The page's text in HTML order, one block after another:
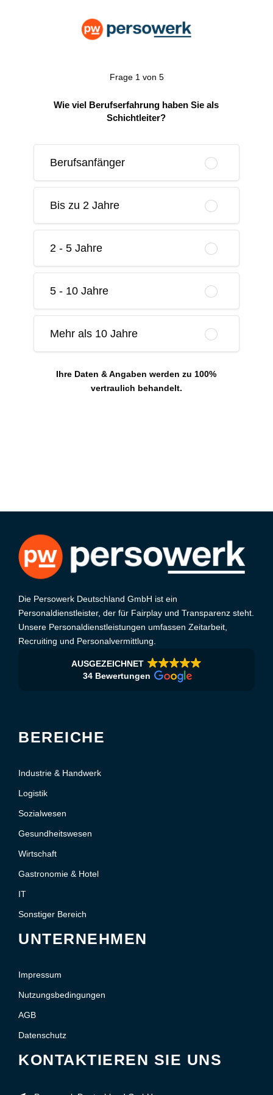
Frage 1 von 5
Wie viel Berufserfahrung haben Sie als
Schichtleiter?
Berufsanfänger
Bis zu 2 Jahre
2 - 5 Jahre
5 - 10 Jahre
Mehr als 10 Jahre
Ihre Daten & Angaben werden zu 100%
vertraulich behandelt.
Die Persowerk Deutschland GmbH ist ein
Personaldienstleister, der für Fairplay und Transparenz steht.
Unsere Personaldienstleistungen umfassen Zeitarbeit,
Recruiting und Personalvermittlung.
AUSGEZEICHNET
34 Bewertungen
BEREICHE
Industrie & Handwerk
Logistik
Sozialwesen
Gesundheitswesen
Wirtschaft
Gastronomie & Hotel
IT
Sonstiger Bereich
UNTERNEHMEN
Impressum
Nutzungsbedingungen
AGB
Datenschutz
KONTAKTIEREN SIE UNS